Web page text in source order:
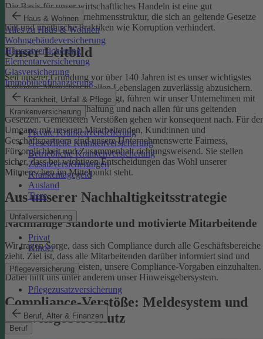
Haus & Wohnen
Alles zu Haus & Wohnen
Wohngebäudeversicherung
Hausratversicherung
Elementarversicherung
Glasversicherung
Immobilienfinanzierung
Krankheit, Unfall & Pflege
Krankenversicherung
Private Krankenversicherung
Gesetzliche Krankenversicherung
Betriebliche Krankenversicherung
Zusatzversicherungen
Krankentagegeld
Ausland
Tiere
Unfallversicherung
Privat
Kinder
Pflegeversicherung
Pflegezusatzversicherung
Beruf, Alter & Finanzen
Beruf
Die Basis für unser wirtschaftliches Handeln ist eine gut
funktionierende Unternehmensstruktur, die sich an geltende Gesetze
hält und unethische Praktiken wie Korruption verhindert.
Unser Leitbild
Seit unserer Gründung vor über 140 Jahren ist es unser wichtigstes
Anliegen, Menschen in allen Lebenslagen zuverlässig abzusichern.
Damit uns das weiterhin gelingt, führen wir unser Unternehmen mit
einer ethischen Grundhaltung und nach allen für uns geltenden
Gesetzen. Gemeldeten Verstößen gehen wir konsequent nach. Für
Umgang mit unseren Mitarbeitenden, Kund:innen und
Geschäftspartnern sind unsere Unternehmenswerte Fairness,
Fürsorglichkeit und Zusammenhalt richtungsweisend. Sie stellen
sicher, dass bei wichtigen Entscheidungen das Wohl unserer
Mitmenschen im Mittelpunkt steht.
Aus unserer Nachhaltigkeitsstrategie
Nachhaltige Standorte und motivierte Mitarbeitende
Wir tragen Sorge, dass sich Compliance durch alle Geschäftsbereiche
zieht. Ziel ist, dass alle Mitarbeitenden darüber informiert sind und
einen Beitrag dazu leisten, unsere Compliance-Vorgaben einzuhalten.
Dabei hilft uns unter anderem unser Hinweisgebersystem.
Compliance-Verstöße: Meldesystem und
Hinweisgeberschutz